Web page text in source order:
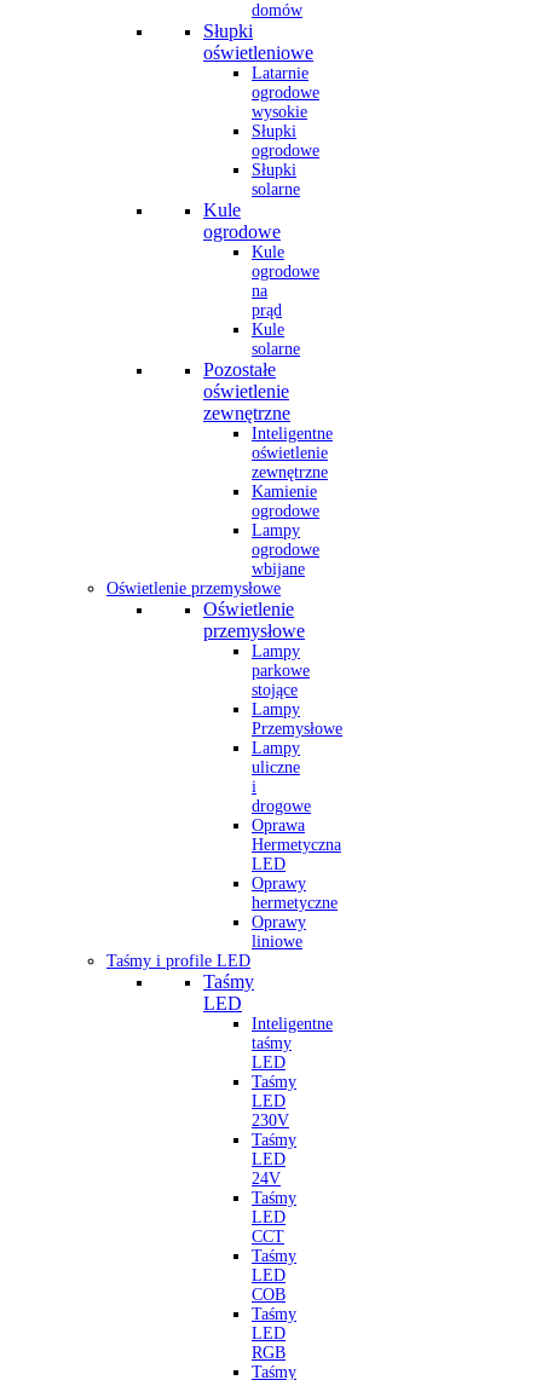
domów
Słupki
oświetleniowe
Latarnie
ogrodowe
wysokie
Słupki
ogrodowe
Słupki
solarne
Kule
ogrodowe
Kule
ogrodowe
na
prąd
Kule
solarne
Pozostałe
oświetlenie
zewnętrzne
Inteligentne
oświetlenie
zewnętrzne
Kamienie
ogrodowe
Lampy
ogrodowe
wbijane
Oświetlenie przemysłowe
Oświetlenie
przemysłowe
Lampy
parkowe
stojące
Lampy
Przemysłowe
Lampy
uliczne
i
drogowe
Oprawa
Hermetyczna
LED
Oprawy
hermetyczne
Oprawy
liniowe
Taśmy i profile LED
Taśmy
LED
Inteligentne
taśmy
LED
Taśmy
LED
230V
Taśmy
LED
24V
Taśmy
LED
CCT
Taśmy
LED
COB
Taśmy
LED
RGB
Taśmy